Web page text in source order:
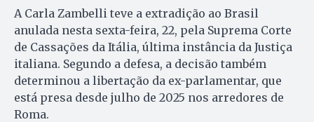
A Carla Zambelli teve a extradição ao Brasil
anulada nesta sexta-feira, 22, pela Suprema Corte
de Cassações da Itália, última instância da Justiça
italiana. Segundo a defesa, a decisão também
determinou a libertação da ex-parlamentar, que
está presa desde julho de 2025 nos arredores de
Roma.